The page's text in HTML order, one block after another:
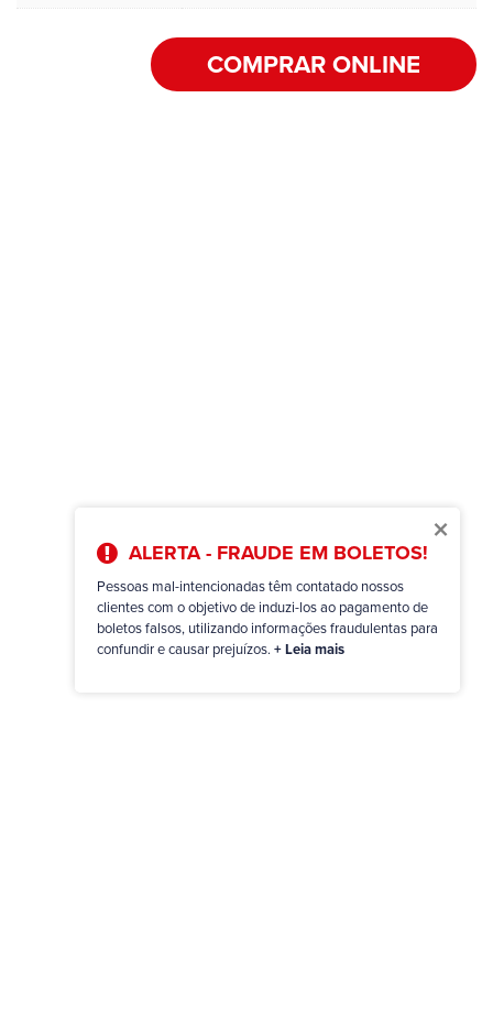
×
ALERTA - FRAUDE EM BOLETOS!
Pessoas mal-intencionadas têm contatado nossos
clientes com o objetivo de induzi-los ao pagamento de
boletos falsos, utilizando informações fraudulentas para
confundir e causar prejuízos. + Leia mais
COMPRAR ONLINE